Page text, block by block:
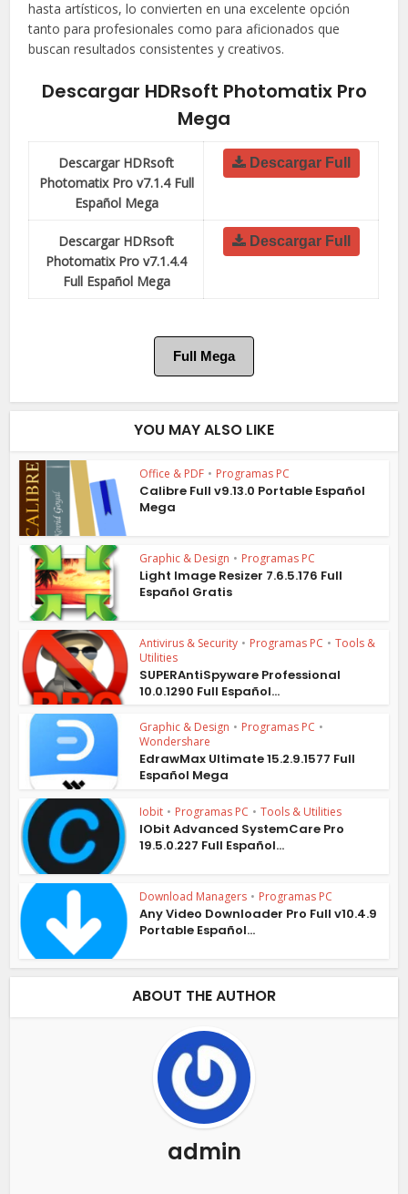
hasta artísticos, lo convierten en una excelente opción
tanto para profesionales como para aficionados que
buscan resultados consistentes y creativos.
Descargar HDRsoft Photomatix Pro
Mega
Descargar HDRsoft
Photomatix Pro v7.1.4 Full
Español Mega
Descargar Full
Descargar HDRsoft
Photomatix Pro v7.1.4.4
Full Español Mega
Descargar Full
Full Mega
YOU MAY ALSO LIKE
Office & PDF • Programas PC
Calibre Full v9.13.0 Portable Español
Mega
Graphic & Design • Programas PC
Light Image Resizer 7.6.5.176 Full
Español Gratis
Antivirus & Security • Programas PC • Tools &
Utilities
SUPERAntiSpyware Professional
10.0.1290 Full Español...
Graphic & Design • Programas PC •
Wondershare
EdrawMax Ultimate 15.2.9.1577 Full
Español Mega
Iobit • Programas PC • Tools & Utilities
IObit Advanced SystemCare Pro
19.5.0.227 Full Español...
Download Managers • Programas PC
Any Video Downloader Pro Full v10.4.9
Portable Español...
ABOUT THE AUTHOR
admin